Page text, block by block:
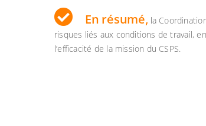
En résumé, la
risques liés aux conditions de travail,
l’efficacité de la mission du CSPS.